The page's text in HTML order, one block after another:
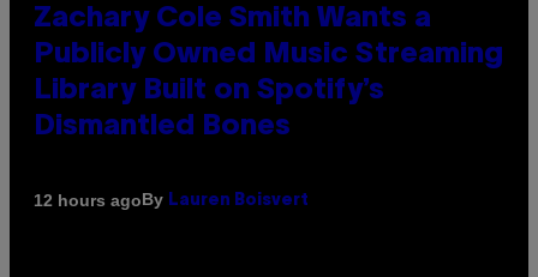
Zachary Cole Smith Wants a
Publicly Owned Music Streaming
Library Built on Spotify’s
Dismantled Bones
12 hours agoBy Lauren Boisvert